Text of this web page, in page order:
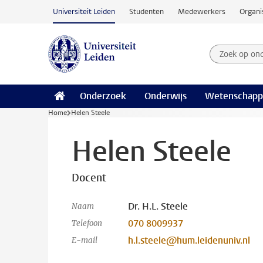
Ga naar hoofdinhoud
Universiteit Leiden Studenten Medewerkers
Zoek op
Zoekterm
Onderzoek Onderwijs
Home Helen Steele
Helen Steele
Docent
Naam Dr. H.L. Steele
Telefoon 070 8009937
E-mail h.l.steele@hum.leidenuniv.nl